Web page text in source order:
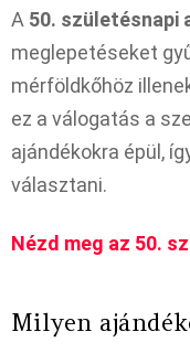
A 50. születésnapi
meglepetéseket
mérföldkőhöz
ez a válogatás a
ajándékokra épül,
választani.
Nézd meg az 50.
Milyen